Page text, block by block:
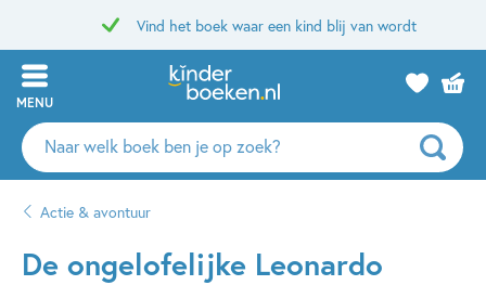
Vind het boek waar een kind blij van wordt
MENU
Zoeken
naar
auteurs
uitgevers
Actie & avontuur
De ongelofelijke Leonardo